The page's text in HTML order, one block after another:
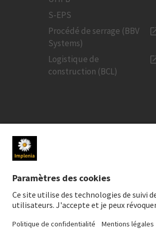
S-EPS
Procédé de serrage (BBV
Systems)
Logistique de
construction (BCL)
Newsroom
Contact pour les médias